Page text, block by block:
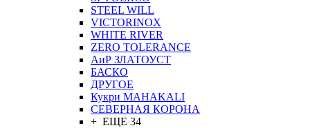
STEEL WILL
VICTORINOX
WHITE RIVER
ZERO TOLERANCE
АиР ЗЛАТОУСТ
БАСКО
ДРУГОЕ
Кукри MAHAKALI
СЕВЕРНАЯ КОРОНА
+ ЕЩЕ 34